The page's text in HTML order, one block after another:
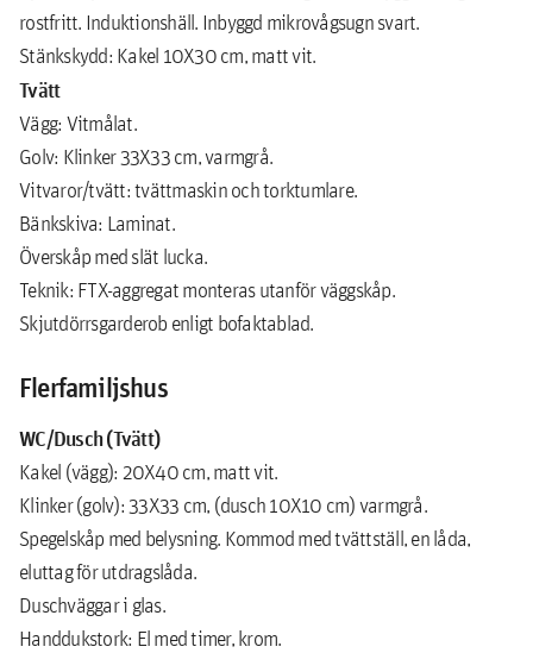
rostfritt. Induktionshäll. Inbyggd mikrovågsugn svart.
Stänkskydd: Kakel 10X30 cm, matt vit.
Tvätt
Vägg: Vitmålat.
Golv: Klinker 33X33 cm, varmgrå.
Vitvaror/tvätt: tvättmaskin och torktumlare.
Bänkskiva: Laminat.
Överskåp med slät lucka.
Teknik: FTX-aggregat monteras utanför väggskåp.
Skjutdörrsgarderob enligt bofaktablad.
Flerfamiljshus
WC/Dusch (Tvätt)
Kakel (vägg): 20X40 cm, matt vit.
Klinker (golv): 33X33 cm, (dusch 10X10 cm) varmgrå.
Spegelskåp med belysning. Kommod med tvättställ, en låda,
eluttag för utdragslåda.
Duschväggar i glas.
Handdukstork: El med timer, krom.